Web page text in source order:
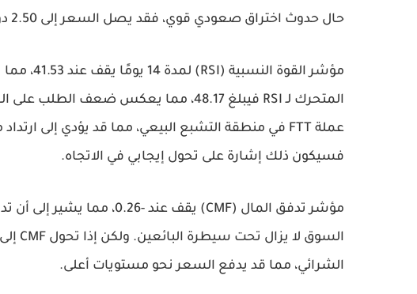
حال حدوث اختراق صعودي قوي، فقد يصل السعر إلى 2.50 دولار
مؤشر القوة النسبية (RSI) لمدة 14 يومًا يقف عند 41.53،
المتحرك لـ RSI فيبلغ
48.17، مما يعكس ضعف الطلب على
عملة FTT في منطقة التشبع البيعي، مما قد يؤدي إلى
فسيكون ذلك إشارة على تحول إيجابي في الاتجاه.
مؤشر تدفق المال (CMF) يقف عند -0.26
، مما يشير إلى أن
السوق لا يزال تحت سيطرة البائعين. ولكن إذا تحول CMF
الشرائي، مما قد يدفع السعر نحو مستويات أعلى.